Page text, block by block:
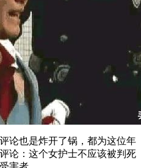
论也是炸开了锅，都为这位年
论：这个女护士不应该被判死